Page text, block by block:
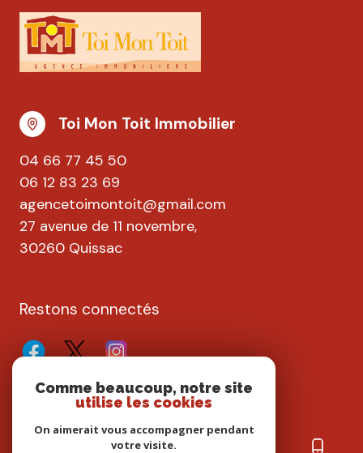
Toi Mon Toit Immobilier
04 66 77 45 50
06 12 83 23 69
agencetoimontoit@gmail.com
27 avenue de 11 novembre,
30260 Quissac
Restons connectés
Comme beaucoup, notre site
utilise les cookies
On aimerait vous accompagner pendant
votre visite.